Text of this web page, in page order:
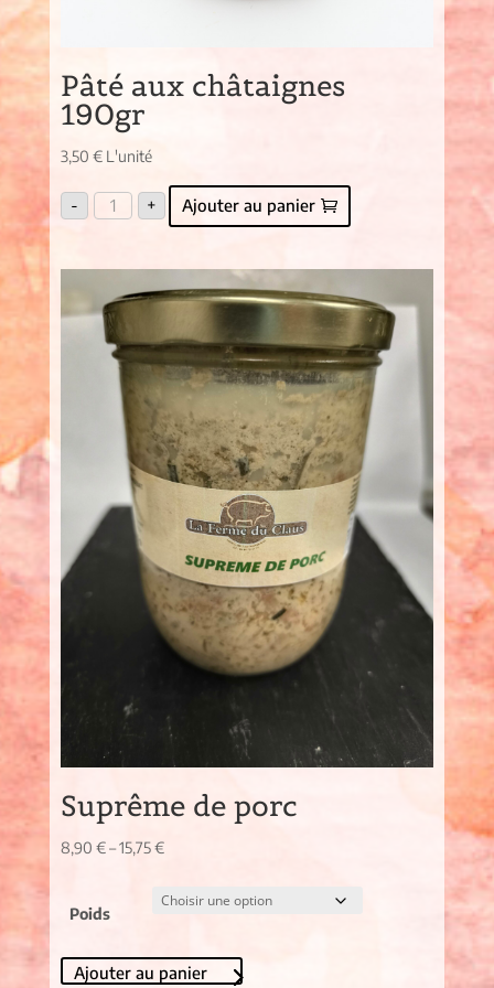
Pâté aux châtaignes
190gr
3,50 € L'unité
-
quantité
de
190gr
+ Ajouter au panier
Suprême de porc
8,90 €–15,75€
Poids
Ajouter au panier